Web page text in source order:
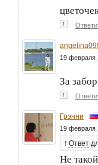
↑
19 февраля
За
↑
Грэнни
19 февраля
↑ Ответ
Не